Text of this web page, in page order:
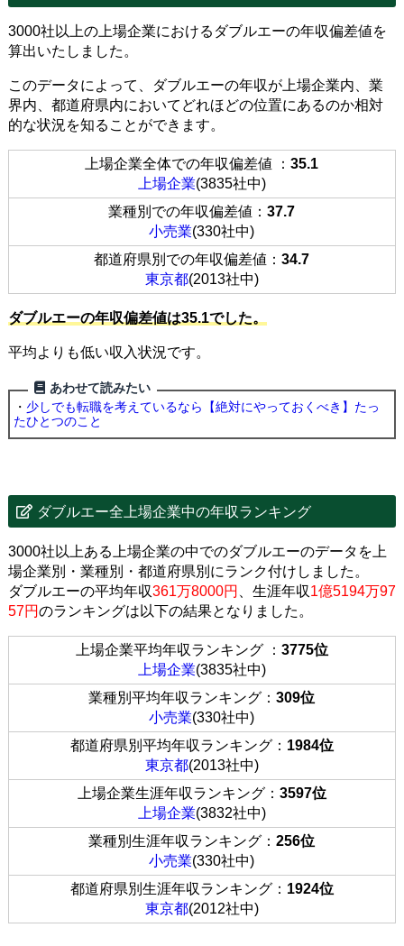
3000社以上の上場企業におけるダブルエーの年収偏差値を
算出いたしました。
このデータによって、ダブルエーの年収が上場企業内、業
界内、都道府県内においてどれほどの位置にあるのか相対
的な状況を知ることができます。
上場企業全体での年収偏差値 ：35.1
上場企業(3835社中)
業種別での年収偏差値：37.7
小売業(330社中)
都道府県別での年収偏差値：34.7
東京都(2013社中)
ダブルエーの年収偏差値は35.1でした。
平均よりも低い収入状況です。
あわせて読みたい
・ 少しでも転職を考えているなら【絶対にやっておくべき】たっ
たひとつのこと
ダブルエー全上場企業中の年収ランキング
3000社以上ある上場企業の中でのダブルエーのデータを上
場企業別・業種別・都道府県別にランク付けしました。
ダブルエーの平均年収361万8000円 、生涯年収1億5194万97
57円のランキングは以下の結果となりました。
上場企業平均年収ランキング ： 3775位
上場企業(3835社中)
業種別平均年収ランキング：309位
小売業(330社中)
都道府県別平均年収ランキング： 1984位
東京都(2013社中)
上場企業生涯年収ランキング： 3597位
上場企業(3832社中)
業種別生涯年収ランキング：256位
小売業(330社中)
都道府県別生涯年収ランキング： 1924位
東京都(2012社中)